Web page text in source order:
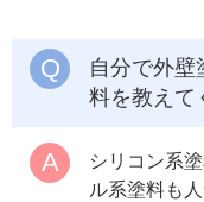
自分で外壁
料を教えて
シリコン系
ル系塗料も人